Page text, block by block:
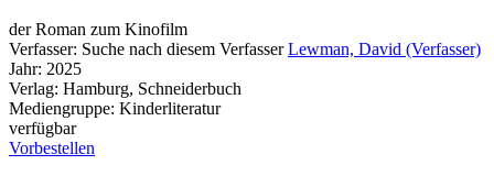
der Roman zum Kinofilm
Verfasser: Suche nach diesem Verfasser Lewman, David (Verfasser)
Jahr: 2025
Verlag: Hamburg, Schneiderbuch
Mediengruppe: Kinderliteratur
verfügbar
Vorbestellen